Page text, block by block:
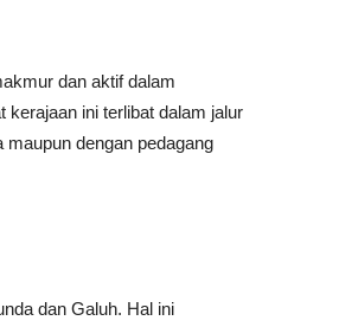
dan aktif dalam
kerajaan ini terlibat dalam jalur
dengan pedagang
dan Galuh. Hal ini